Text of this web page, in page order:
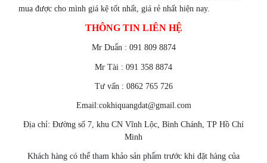
mua được cho mình giá kệ tốt nhất, giá rẻ nhất hiện nay.
THÔNG TIN LIÊN HỆ
Mr Duẩn : 091 809 8874
Mr Tài : 091 358 8874
Tư vấn : 0862 765 726
Email:cokhiquangdat@gmail.com
Địa chỉ: Đường số 7, khu CN Vĩnh Lộc, Bình Chánh, TP Hồ Chí
Minh
Khách hàng có thể tham khảo sản phẩm trước khi đặt hàng của